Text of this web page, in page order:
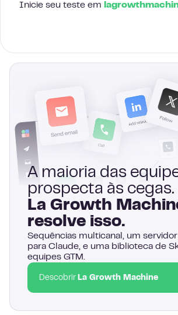
Inicie seu teste em
A maioria das
prospecta às cegas.
La Growth
resolve isso.
Sequências multicanal, um
para Claude, e uma biblioteca de
equipes GTM.
Descobrir La Growth Machine